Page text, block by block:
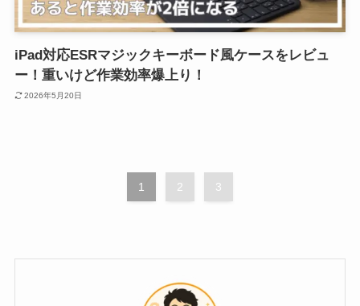
iPad対応ESRマジックキーボード風ケースをレビュ
ー！重いけど作業効率爆上り！
2026年5月20日
1 2 3